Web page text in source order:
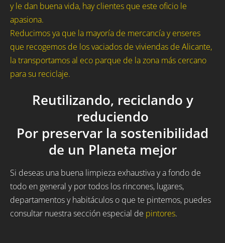
y le dan buena vida, hay clientes que este oficio le
apasiona.
Reducimos ya que la mayoría de mercancía y enseres
que recogemos de los vaciados de viviendas de Alicante,
la transportamos al eco parque de la zona más cercano
para su reciclaje.
Reutilizando, reciclando y
reduciendo
Por preservar la sostenibilidad
de un Planeta mejor
Si deseas una buena limpieza exhaustiva y a fondo de
todo en general y por todos los rincones, lugares,
departamentos y habitáculos o que te pintemos, puedes
consultar nuestra sección especial de pintores.